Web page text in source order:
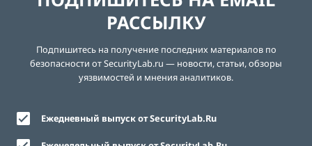
РАССЫЛКУ
Подпишитесь на получение последних материалов по
безопасности от SecurityLab.ru — новости, статьи, обзоры
уязвимостей и мнения аналитиков.
Ежедневный выпуск от SecurityLab.Ru